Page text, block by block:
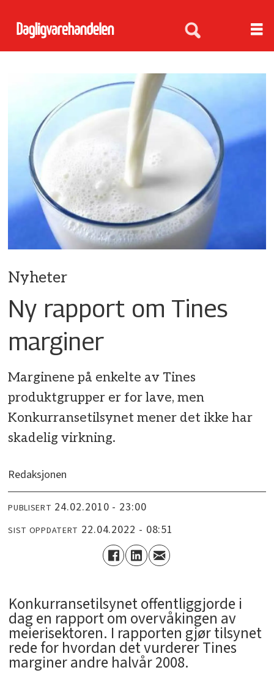
Nyheter
Ny rapport om Tines
marginer
Marginene på enkelte av Tines
produktgrupper er for lave, men
Konkurransetilsynet mener det ikke har
skadelig virkning.
Redaksjonen
PUBLISERT 24.02.2010 - 23:00
SIST OPPDATERT 22.04.2022 - 08:51
Konkurransetilsynet offentliggjorde i
dag en rapport om overvåkingen av
meierisektoren. I rapporten gjør tilsynet
rede for hvordan det vurderer Tines
marginer andre halvår 2008.